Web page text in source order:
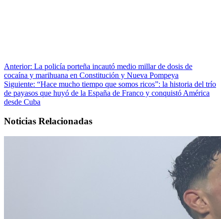
Anterior: La policía porteña incautó medio millar de dosis de
cocaína y marihuana en Constitución y Nueva Pompeya
Siguiente: “Hace mucho tiempo que somos ricos”: la historia del trío
de payasos que huyó de la España de Franco y conquistó América
desde Cuba
Noticias Relacionadas